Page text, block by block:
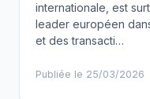
internationale, est
leader européen
et des transacti…
Publiée le 25/03/2026